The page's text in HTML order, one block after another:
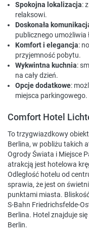
Spokojna lokalizacja:
relaksowi.
Doskonała
publicznego umożliwia
Komfort i elegancja:
przyjemność pobytu.
Wykwintna kuchnia:
na cały dzień.
Opcje dodatkowe:
miejsca parkingowego.
Comfort Hotel
To trzygwiazdkowy
Berlina, w pobliżu takich
Ogrody Świata i Miejsce
atrakcją jest hotelowa
Odległość hotelu od
sprawia, że jest on
punktami miasta.
S-Bahn Friedrichsfelde-
Berlina. Hotel znajduje
Berlin.